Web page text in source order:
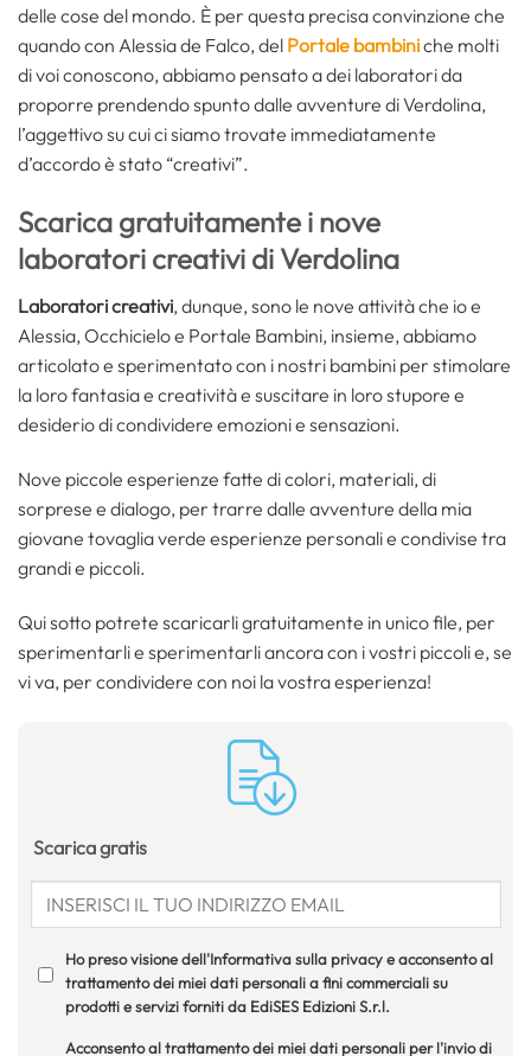
delle cose del mondo. È per questa precisa convinzione che
quando con Alessia de Falco, del Portale bambiniche molti
di voi conoscono, abbiamo pensato a dei laboratori da
proporre prendendo spunto dalle avventure di Verdolina,
l’aggettivo su cui ci siamo trovate immediatamente
d’accordo è stato “creativi”.
Scarica gratuitamente i nove
laboratori creativi di Verdolina
Laboratori creativi, dunque, sono le nove attività che io e
Alessia, Occhicielo e Portale Bambini, insieme, abbiamo
articolato e sperimentato con i nostri bambini per stimolare
la loro fantasia e creatività e suscitare in loro stupore e
desiderio di condividere emozioni e sensazioni.
Nove piccole esperienze fatte di colori, materiali, di
sorprese e dialogo, per trarre dalle avventure della mia
giovane tovaglia verde esperienze personali e condivise tra
grandi e piccoli.
Qui sotto potrete scaricarli gratuitamente in unico file, per
sperimentarli e sperimentarli ancora con i vostri piccoli e, se
vi va, per condividere con noi la vostra esperienza!
Scarica gratis
Ho preso visione dell'Informativa sulla privacy e acconsento al
trattamento dei miei dati personali a fini commerciali su
prodotti e servizi forniti da EdiSES Edizioni S.r.l.
Acconsento al trattamento dei miei dati personali per l'invio di